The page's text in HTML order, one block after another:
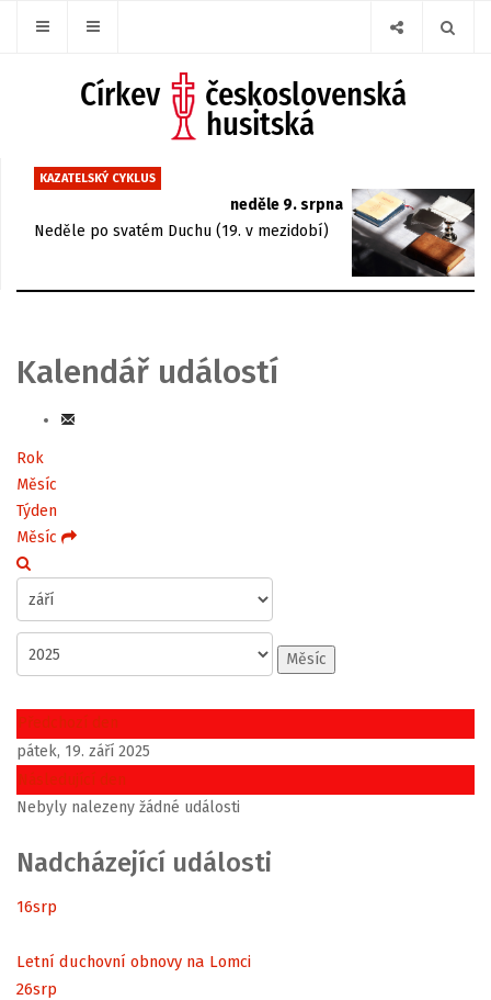
KAZATELSKÝ CYKLUS
neděle 9. srpna
Neděle po svatém Duchu (19. v mezidobí)
Kalendář událostí
Rok
Měsíc
Týden
Měsíc
Měsíc
Předchozí den
pátek, 19. září 2025
Následující den
Nebyly nalezeny žádné události
Nadcházející události
16srp
Letní duchovní obnovy na Lomci
26srp